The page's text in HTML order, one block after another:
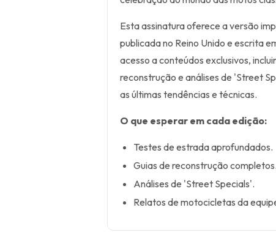
Esta assinatura oferece a versão
publicada no Reino Unido e escrita
acesso a conteúdos exclusivos,
reconstrução e análises de 'Street
as últimas tendências e técnicas.
O que esperar em cada edição:
Testes de estrada aprofundados.
Guias de reconstrução completos.
Análises de 'Street Specials'.
Relatos de motocicletas da